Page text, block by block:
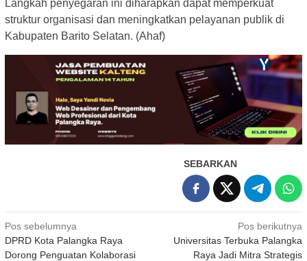
Langkah penyegaran ini diharapkan dapat memperkuat
struktur organisasi dan meningkatkan pelayanan publik di
Kabupaten Barito Selatan. (Ahaf)
SEBARKAN
Navigasi
pos
Pos sebelumnya
DPRD Kota Palangka Raya
Dorong Penguatan Kolaborasi
Pos berikutnya
Universitas Terbuka Palangka
Raya Jadi Mitra Strategis